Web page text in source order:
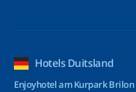
Hotels Duitsland
Enjoyhotel am Kurpark Brilon